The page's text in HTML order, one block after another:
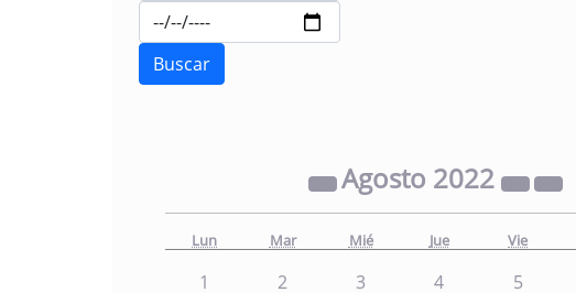
Agosto 2022
Lun Mar Mié Jue Vie
1 2 3 4 5